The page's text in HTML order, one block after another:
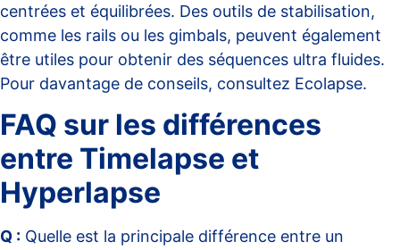
centrées et équilibrées. Des outils de stabilisation,
comme les rails ou les gimbals, peuvent également
être utiles pour obtenir des séquences ultra fluides.
Pour davantage de conseils, consultez Ecolapse.
FAQ sur les différences
entre Timelapse et
Hyperlapse
Q : Quelle est la principale différence entre un